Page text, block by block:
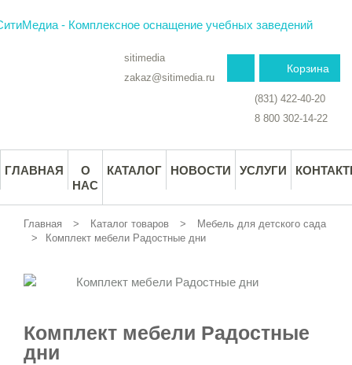
Корзина
sitimedia
zakaz@sitimedia.ru
(831) 422-40-20
8 800 302-14-22
ГЛАВНАЯ
О
НАС
КАТАЛОГ НОВОСТИ УСЛУГИ
Главная Каталог товаров
Мебель для детского сада
Комплект мебели Радостные дни
Комплект мебели Радостные
дни